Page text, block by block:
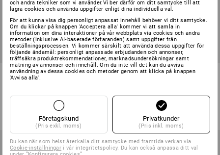
REA
Tillgängliga storlekar
SET: e.s. skärskyddsmidjebyxa
f. skogsb. KWF+hjälm
3 färger
SETPRIS -14%
SET: e.s. phone leash + bag
1 färg
361,25 kr
och andra tekniker som vi använder.Vi ber därför om ditt samtycke till att
lagra cookies och använda uppgifter enligt dina individuella val.
För att kunna visa dig personligt anpassat innehåll behöver vi ditt samtycke.
Om du klickar på knappen 'Acceptera alla' kommer vi att samla in
information om dina interaktioner på vår webbplats via cookies och andra
metoder (inklusive AI‑baserade förfaranden) samt uppgifter från
beställningsprocessen. Vi kommer särskilt att använda dessa uppgifter för
följande ändamål: personligt anpassade erbjudanden och annonser,
träffsäkra produktrekommendationer, marknadsundersökningar samt
mätning av annonser och innehåll. Om du inte vill det kan du avvisa
användning av dessa cookies och metoder genom att klicka på knappen
'Avvisa alla'.
Företagskund
(Pris exkl. moms)
Privatkunder
(Pris inkl. moms)
Du kan när som helst återkalla ditt samtycke med framtida verkan via
Cookie-inställningar i vår integritetspolicy. Du kan också anpassa ditt val